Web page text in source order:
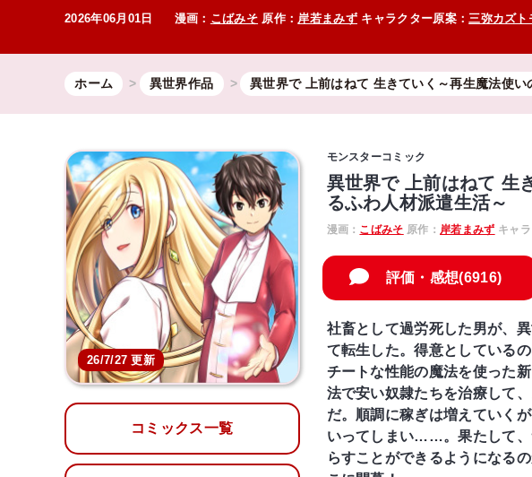
2026年06月01日 漫画： こばみそ 原作： 岸若まみずキャラクター原案：三弥カズト
ホーム 異世界作品 異世界で 上前はねて 生きていく～再生魔法使い
26/7/27 更新
コミックス一覧
モンスターコミック
異世界で 上前はねて 生
るふわ人材派遣生活～
漫画： こばみそ 原作： 岸若まみず キャ
評価・感想(6916)
社畜として過労死した男が、
て転生した。得意としている
チートな性能の魔法を使った
法で安い奴隷たちを治療して
だ。順調に稼ぎは増えていく
いってしまい……。果たして、
らすことができるようになる